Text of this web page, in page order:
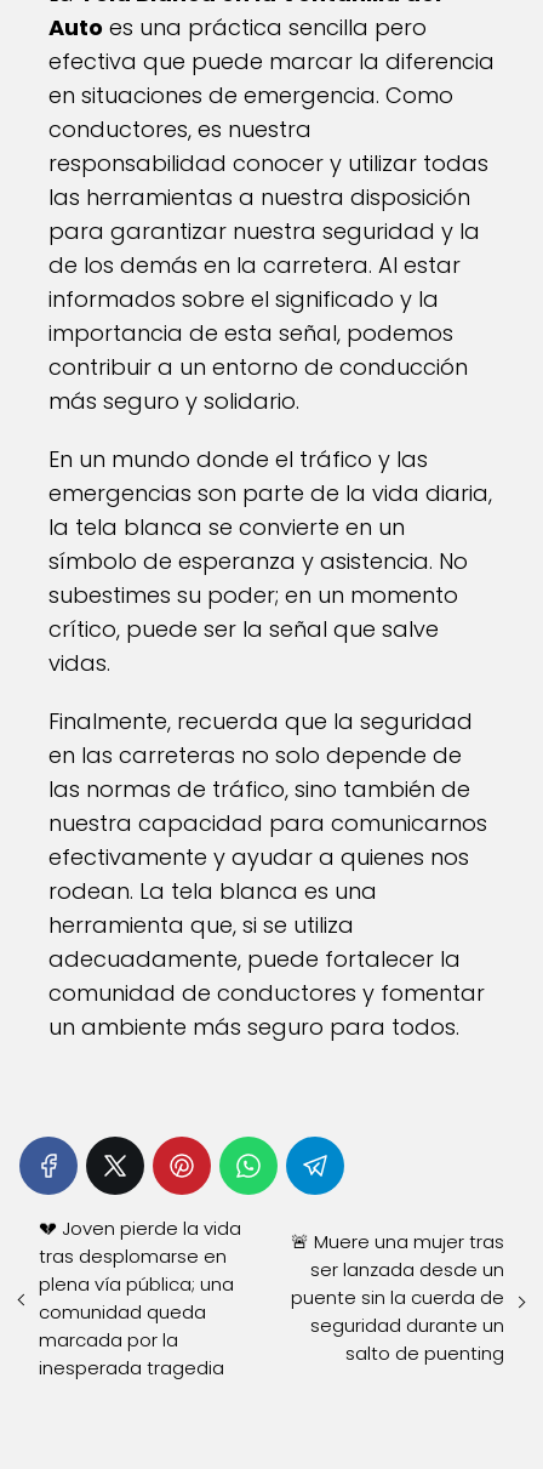
Auto es una práctica sencilla pero
efectiva que puede marcar la diferencia
en situaciones de emergencia. Como
conductores, es nuestra
responsabilidad conocer y utilizar todas
las herramientas a nuestra disposición
para garantizar nuestra seguridad y la
de los demás en la carretera. Al estar
informados sobre el significado y la
importancia de esta señal, podemos
contribuir a un entorno de conducción
más seguro y solidario.
En un mundo donde el tráfico y las
emergencias son parte de la vida diaria,
la tela blanca se convierte en un
símbolo de esperanza y asistencia. No
subestimes su poder; en un momento
crítico, puede ser la señal que salve
vidas.
Finalmente, recuerda que la seguridad
en las carreteras no solo depende de
las normas de tráfico, sino también de
nuestra capacidad para comunicarnos
efectivamente y ayudar a quienes nos
rodean. La tela blanca es una
herramienta que, si se utiliza
adecuadamente, puede fortalecer la
comunidad de conductores y fomentar
un ambiente más seguro para todos.
💔 Joven pierde la vida
tras desplomarse en
plena vía pública; una
comunidad queda
marcada por la
inesperada tragedia
🚨 Muere una mujer tras
ser lanzada desde un
puente sin la cuerda de
seguridad durante un
salto de puenting